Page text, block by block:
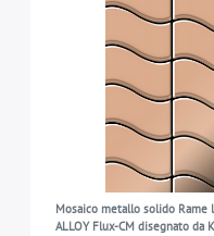
Mosaico metallo solido Rame
ALLOY Flux-CM disegnato da